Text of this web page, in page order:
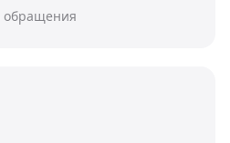
обращения